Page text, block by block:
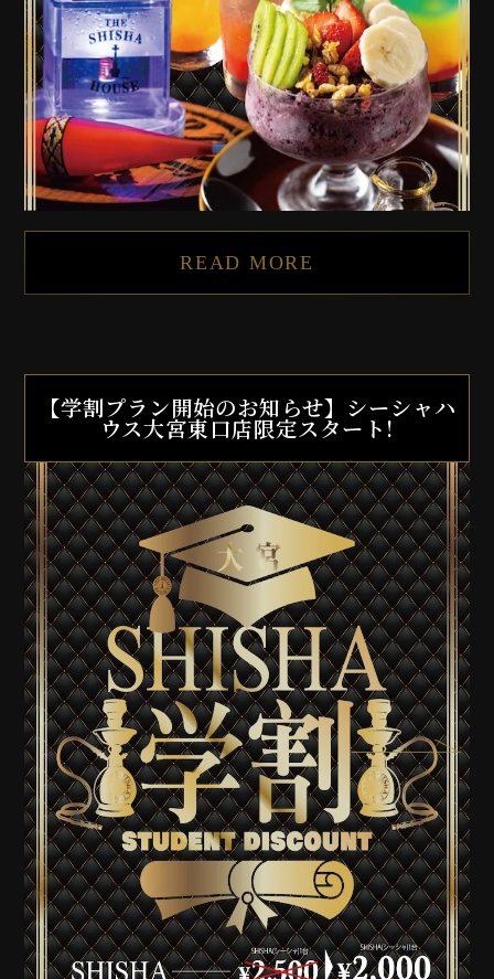
READ MORE
【学割プラン開始のお知らせ】シーシャハ
ウス大宮東口店限定スタート!